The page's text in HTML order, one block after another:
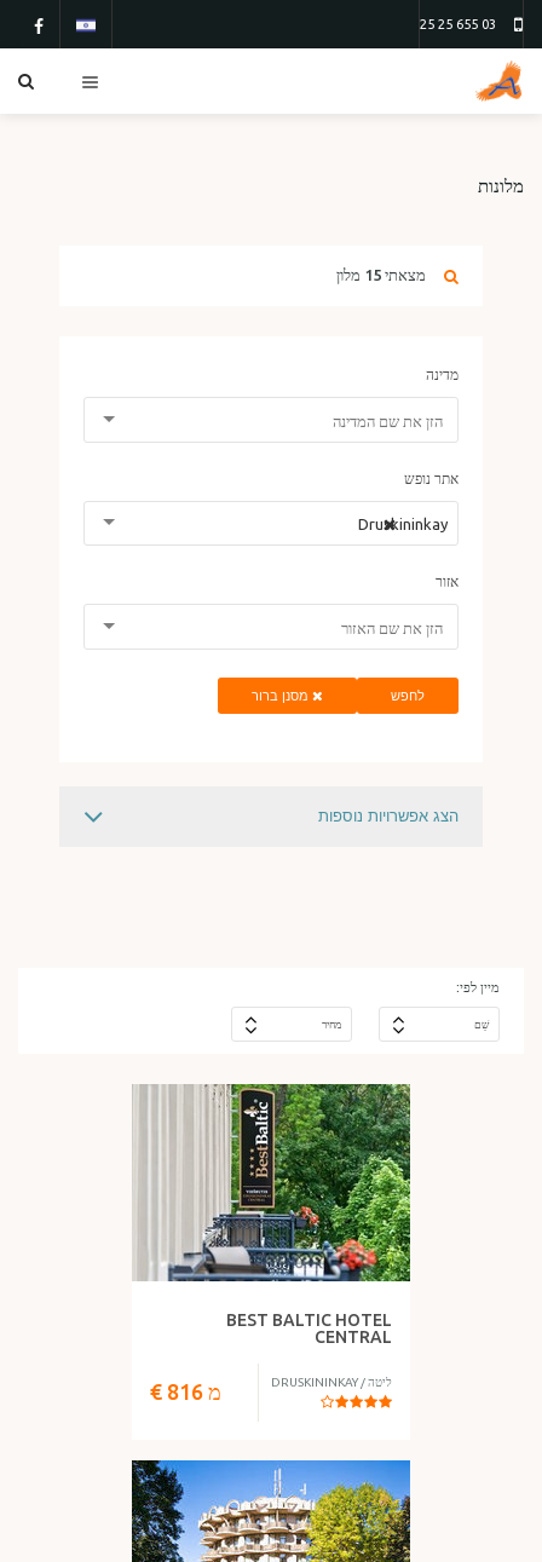
03 655 25 25
טופס הרשמה
נופש בישראל
מלונות
מצאתי 15 מלון
מדינה
אתר נופש
Druskininkay
×
אזור
לחפש
הצג אפשרויות נוספות
מה יש לך?
מיין לפי:
שֵׁם מחיר
BEST BALTIC HOTEL
CENTRAL
ליטה/
DRUSKININKAY מ 816
€